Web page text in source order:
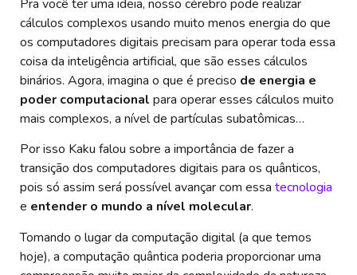
Pra você ter uma ideia, nosso cérebro pode realizar
cálculos complexos usando muito menos energia do que
os computadores digitais precisam para operar toda essa
coisa da inteligência artificial, que são esses cálculos
binários. Agora, imagina o que é preciso de energia e
poder computacional para operar esses cálculos muito
mais complexos, a nível de partículas subatômicas…
Por isso Kaku falou sobre a importância de fazer a
transição dos computadores digitais para os quânticos,
pois só assim será possível avançar com essa tecnologia
e entender o mundo a nível molecular.
Tomando o lugar da computação digital (a que temos
hoje), a computação quântica poderia proporcionar uma